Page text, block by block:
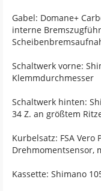
Gabel: Domane+
interne
Schaltwerk vorne:
Klemmdurchmesser
Schaltwerk hinten:
34 Z. an größtem
Kurbelsatz: FSA Vero
Drehmomentsensor,
Kassette: Shimano